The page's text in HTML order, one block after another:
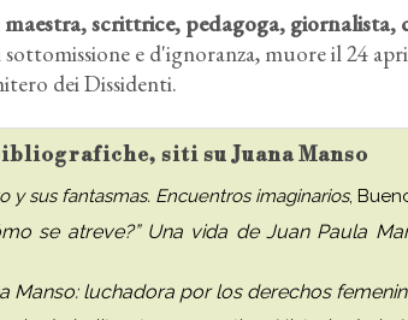
maestra, scrittrice, pedagoga,
e d'ignoranza, muore il 24
dei Dissidenti.
siti su Juana Manso
y sus fantasmas. Encuentros imaginarios,
se atreve?” Una vida de Juan Paula
Manso: luchadora por los derechos